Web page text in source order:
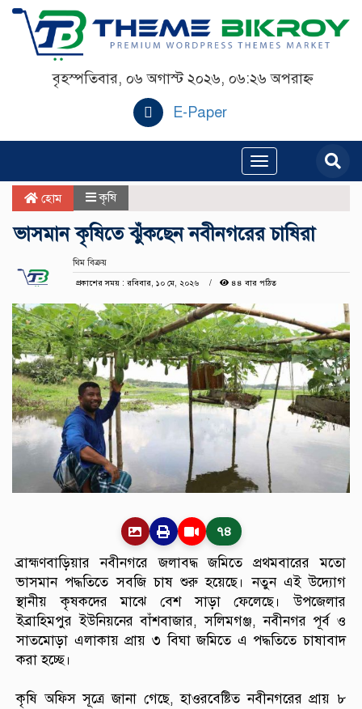
বৃহস্পতিবার, ০৬ অগাস্ট ২০২৬, ০৬:২৬ অপরাহ্ন
E-Paper
Toggle
navigation
হোম কৃষি
ভাসমান কৃষিতে ঝুঁকছেন নবীনগরের চাষিরা
থিম বিক্রয়
প্রকাশের সময় : রবিবার, ১০ মে, ২০২৬
৪৪ বার পঠিত
৭৪
ব্রাহ্মণবাড়িয়ার নবীনগরে জলাবদ্ধ জমিতে প্রথমবারের মতো
ভাসমান পদ্ধতিতে সবজি চাষ শুরু হয়েছে। নতুন এই উদ্যোগ
স্থানীয় কৃষকদের মাঝে বেশ সাড়া ফেলেছে। উপজেলার
ইব্রাহিমপুর ইউনিয়নের বাঁশবাজার, সলিমগঞ্জ, নবীনগর পূর্ব ও
সাতমোড়া এলাকায় প্রায় ৩ বিঘা জমিতে এ পদ্ধতিতে চাষাবাদ
করা হচ্ছে।
কৃষি অফিস সূত্রে জানা গেছে, হাওরবেষ্টিত নবীনগরের প্রায় ৮